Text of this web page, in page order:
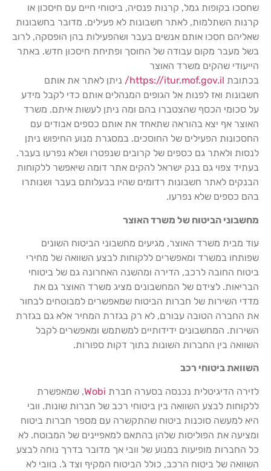
שחסכו בקופות גמל, קרנות פנסיה, ביטוחי חיים עם חיסכון או
קרנות השתלמות, לאתר חשבונות לא פעילים. מדובר בחשבונות
שאליהם חסכו אותם אנשים בעבר ושהפעילות בהן הופסקה, לרוב
בשל מעבר מקום עבודה של החוסך ופתיחת חיסכון חדש. באתר
הייעודי שהקים משרד האוצר
בכתובת https://itur.mof.gov.il/
ניתן לאתר את אותם
חשבונות ואז לפנות אל הגופים המנהלים אותם כדי לקבל מידע
על סכומי הכסף שהצטברו בהם ומה ניתן לעשות איתם. משרד
האוצר אף יצא בהוראה שתאחד את אותם כספים אבודים עם
החסכונות הפעילים של החוסכים. במסגרת מנוע החיפוש ניתן
לנסות ולאתר גם כספים של קרובים שנפטרו ושלא נפרעו בעבר.
בעתיד צפוי גם בנק ישראל להקים אתר דומה שיאפשר ללקוחות
הבנקים לאתר חשבונות רדומים שהיו בבעלותם בעבר ושנותרו
בהם כספים שלא נפרעו.
מחשבוני הביטוח של משרד האוצר
עוד מבית משרד האוצר, מגיעים מחשבוני הביטוח השונים
שפותחו במשרד ומאפשרים ללקוחות לבצע השוואה של מחירי
ביטוח החובה לרכב, הדירה ומהשנה האחרונה גם של ביטוחי
הבריאות. לצידם של המחשבונים מציג משרד האוצר גם את
מדדי השירות של חברות הביטוח שמאפשרים למבוטחים לבחור
את החברה הטובה עבורם, לא רק בגזרת המחיר אלא גם בגזרת
השירות. המחשבונים ידידותיים למשתמש ומאפשרים לקבל
השוואה בין החברות השונות בתוך דקות ספורות.
השוואת ביטוחי רכב
לזירה הדיגיטלית נכנסה בסערה חברת Wobi, שמאפשרת
ללקוחות לבצע השוואה בין ביטוחי רכב של חברות שונות. וובי
היא למעשה סוכנות ביטוח שהתקשרה עם מספר חברות ביטוח
ומציעה את הפוליסות שלהן בהתאם למאפיינים של המבוטח. לא
כל החברות מופיעות במנוע של וובי אך מדובר בדרך נוחה לבצע
השוואה של ביטוח הרכב, כולל הביטוח המקיף וצד ג'. בוובי לא